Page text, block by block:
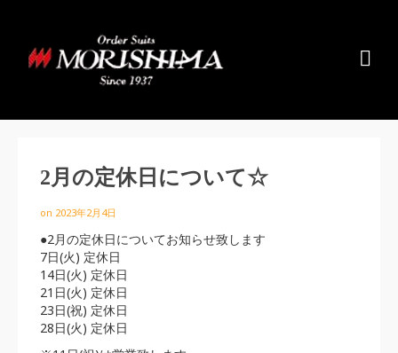
2月の定休日について☆
on 2023年2月4日
●2月の定休日についてお知らせ致します
7日(火) 定休日
14日(火) 定休日
21日(火) 定休日
23日(祝) 定休日
28日(火) 定休日